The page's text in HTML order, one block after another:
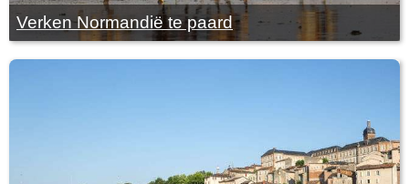
Verken Normandië te paard